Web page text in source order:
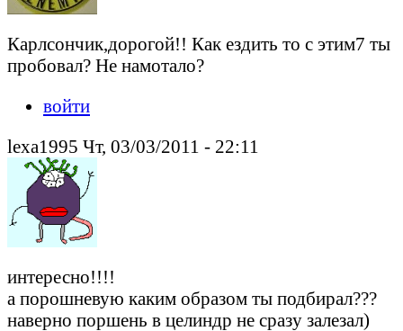
Карлсончик,дорогой!! Как ездить то с этим7 ты
пробовал? Не намотало?
войти
lexa1995 Чт, 03/03/2011 - 22:11
интересно!!!!
а порошневую каким образом ты подбирал???
наверно поршень в целиндр не сразу залезал)